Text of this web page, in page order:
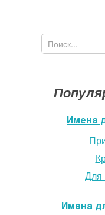
Форма
Поиск
Имена
Для
Имена